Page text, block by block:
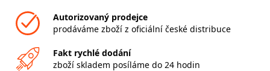
Autorizovaný prodejce
prodáváme zboží z oficiální české distribuce
Fakt rychlé dodání
zboží skladem posíláme do 24 hodin